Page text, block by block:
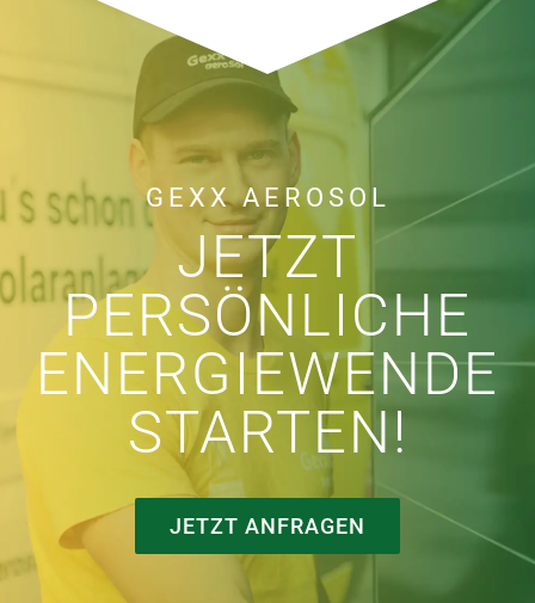
GEXX AEROSOL
JETZT
PERSÖNLICHE
ENERGIEWENDE
STARTEN!
JETZT ANFRAGEN